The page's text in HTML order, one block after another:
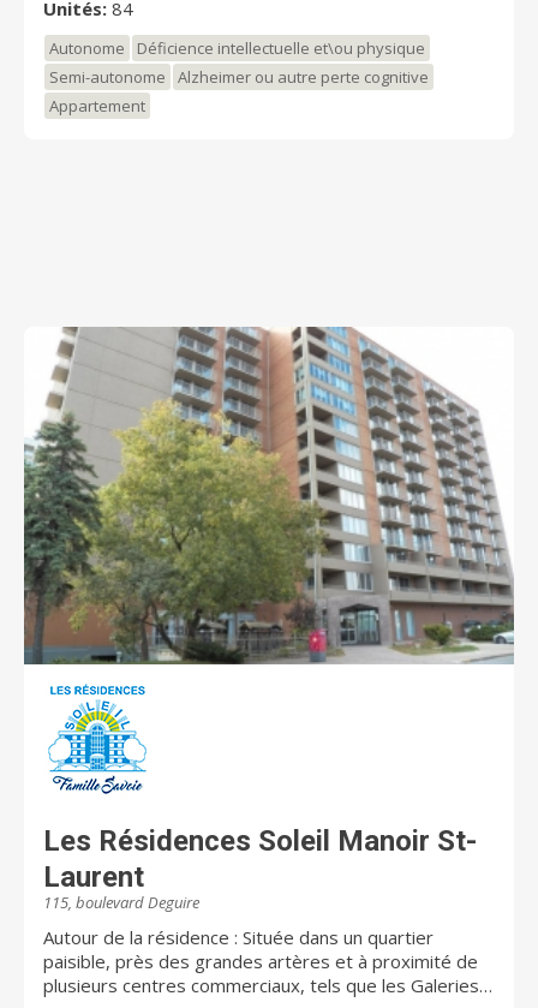
vous pouvez déguster tous les jours de délicieux
repas à la carte.
Unités: 84
Autonome
Déficience intellectuelle et\ou physique
Semi-autonome
Alzheimer ou autre perte cognitive
Appartement
Les Résidences Soleil Manoir St-
Laurent
115, boulevard Deguire
Autour de la résidence : Située dans un quartier
paisible, près des grandes artères et à proximité de
plusieurs centres commerciaux, tels que les Galeries